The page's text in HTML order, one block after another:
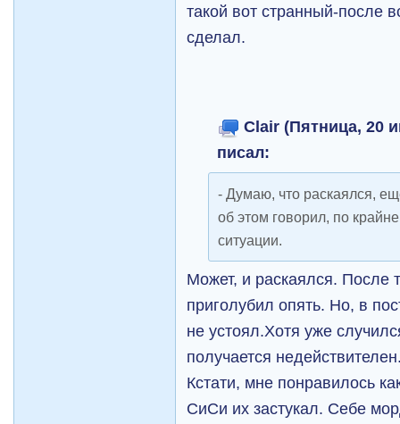
такой вот странный-после
сделал.
Clair (Пятница, 20
писал:
- Думаю, что раскаялся,
об этом говорил, по
ситуации.
Может, и раскаялся. После
приголубил опять. Но, в
не устоял.Хотя уже
получается
Кстати, мне понравилось
СиСи их застукал. Себе